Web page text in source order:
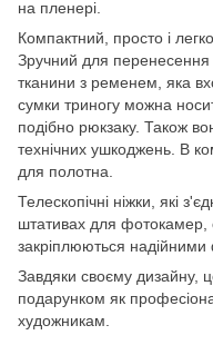
на пленері.
Компактний, просто і
Зручний для перенесення
тканини з ременем, яка
сумки триногу можна
подібно рюкзаку. Також
технічних ушкоджень. В
для полотна.
Телескопічні ніжки, які
штативах для фотокамер,
закріплюються надійними
Завдяки своєму дизайну,
подарунком як
художникам.